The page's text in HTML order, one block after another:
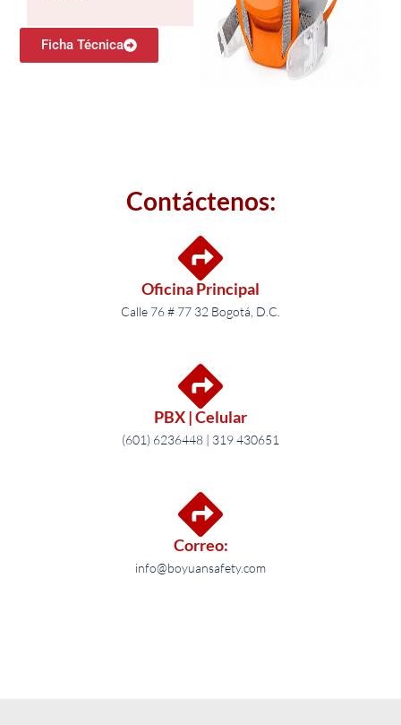
Ficha Técnica
Contáctenos:
Oficina Principal
Calle 76 # 77 32 Bogotá, D.C.
PBX | Celular
(601) 6236448 | 319 430651
Correo:
info@boyuansafety.com